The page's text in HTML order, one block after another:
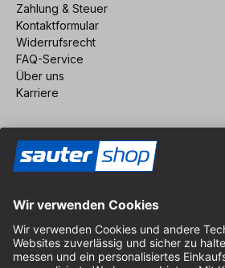
Zahlung & Steuer
Kontaktformular
Widerrufsrecht
FAQ-Service
Über uns
Karriere
Impressum
AGB